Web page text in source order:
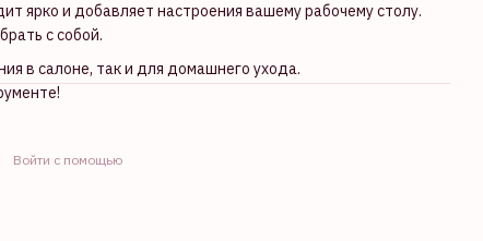
ярко и добавляет настроения вашему рабочему столу.
с собой.
в салоне, так и для домашнего ухода.
Войти с помощью